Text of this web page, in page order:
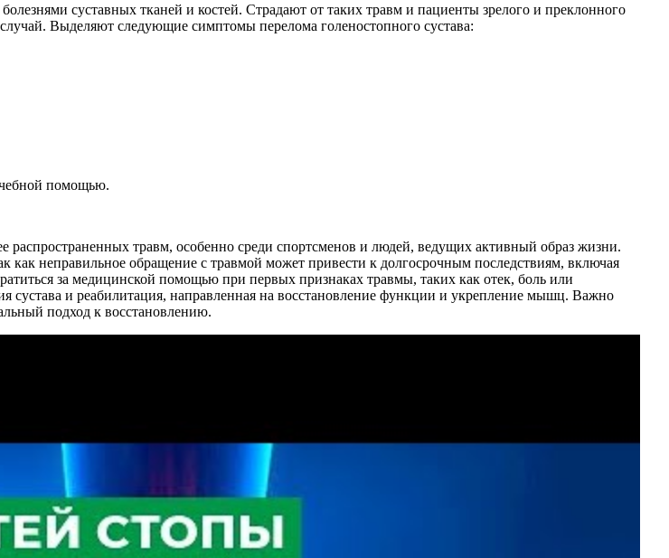
суставных тканей и костей. Страдают от таких травм и пациенты зрелого и преклонного
Выделяют следующие симптомы перелома голеностопного сустава:
помощью.
распространенных травм, особенно среди спортсменов и людей, ведущих активный образ жизни.
неправильное обращение с травмой может привести к долгосрочным последствиям, включая
за медицинской помощью при первых признаках травмы, таких как отек, боль или
и реабилитация, направленная на восстановление функции и укрепление мышц. Важно
подход к восстановлению.